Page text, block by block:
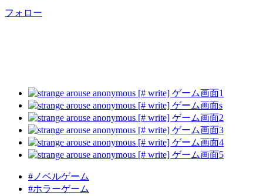
フォロー
#ノベルゲーム
#ホラーゲーム